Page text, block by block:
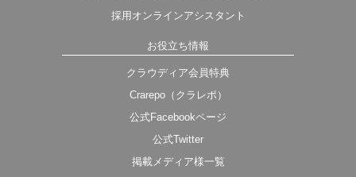
採用オンラインアシスタント
お役立ち情報
クラウディア会員特典
Crarepo（クラレポ）
公式Facebookページ
公式Twitter
掲載メディア様一覧